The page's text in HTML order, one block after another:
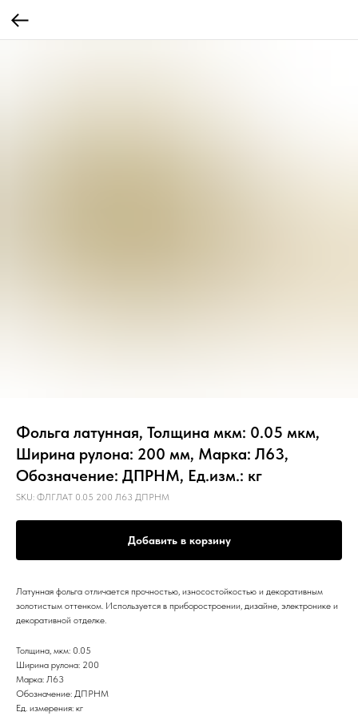
Фольга латунная, Толщина мкм: 0.05 мкм,
Ширина рулона: 200 мм, Марка: Л63,
Обозначение: ДПРНМ, Ед.изм.: кг
SKU: ФЛГЛАТ 0.05 200 Л63 ДПРНМ
Добавить в корзину
Латунная фольга отличается прочностью, износостойкостью и декоративным
золотистым оттенком. Используется в приборостроении, дизайне, электронике и
декоративной отделке.
Толщина, мкм: 0.05
Ширина рулона: 200
Марка: Л63
Обозначение: ДПРНМ
Ед. измерения: кг